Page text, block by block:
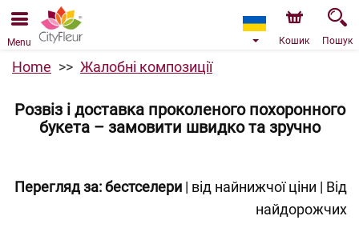
Ми приймаємо замовлення через наш інтернет-
магазин. Найближча можлива дата доставки —
07.08.2026 у зв’язку з відпусткою.
Menu Кошик Пошук
Home Жалобні композиції
Розвіз і доставка проколеного похоронного
букета – замовити швидко та зручно
Перегляд за:бестселери | від найнижчої ціни | Від
найдорожчих